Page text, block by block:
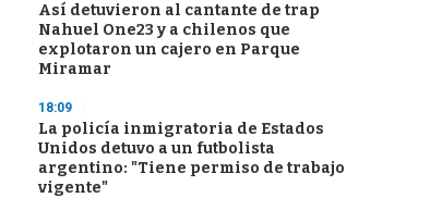
Así detuvieron al cantante de trap
Nahuel One23 y a chilenos que
explotaron un cajero en Parque
Miramar
18:09
La policía inmigratoria de Estados
Unidos detuvo a un futbolista
argentino: "Tiene permiso de trabajo
vigente"